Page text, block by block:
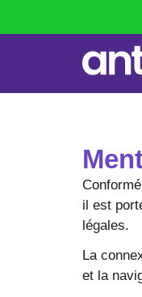
il est
légales.
La
et la